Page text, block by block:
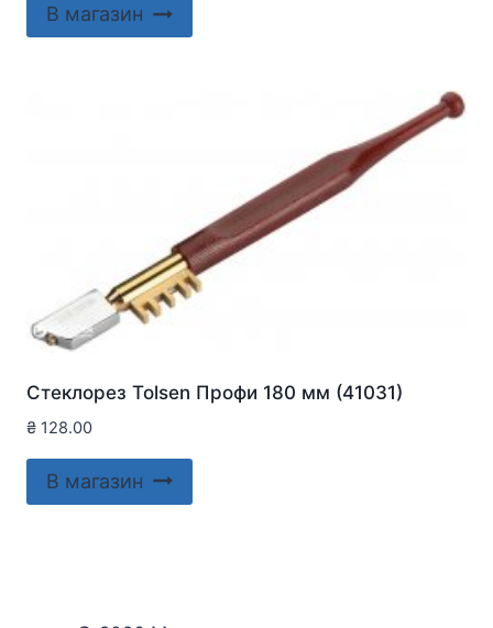
В магазин
Стеклорез Tolsen Профи 180 мм (41031)
₴ 128.00
В магазин